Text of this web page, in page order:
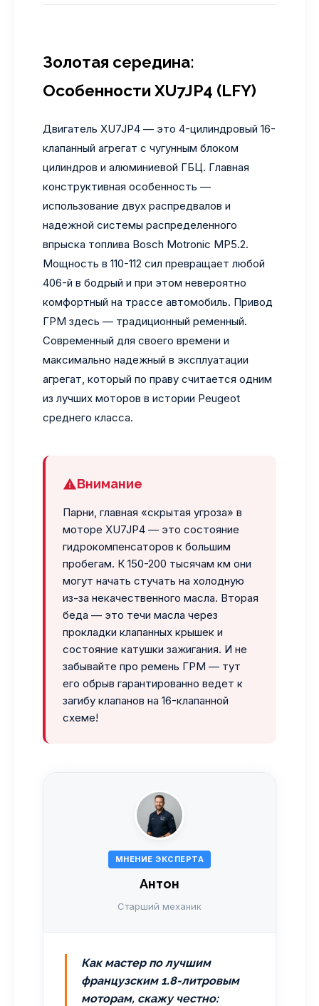
Золотая середина:
Особенности XU7JP4 (LFY)
Двигатель XU7JP4 — это 4-цилиндровый 16-
клапанный агрегат с чугунным блоком
цилиндров и алюминиевой ГБЦ. Главная
конструктивная особенность —
использование двух распредвалов и
надежной системы распределенного
впрыска топлива Bosch Motronic MP5.2.
Мощность в 110-112 сил превращает любой
406-й в бодрый и при этом невероятно
комфортный на трассе автомобиль. Привод
ГРМ здесь — традиционный ременный.
Современный для своего времени и
максимально надежный в эксплуатации
агрегат, который по праву считается одним
из лучших моторов в истории Peugeot
среднего класса.
Внимание
Парни, главная «скрытая угроза» в
моторе XU7JP4 — это состояние
гидрокомпенсаторов к большим
пробегам. К 150-200 тысячам км они
могут начать стучать на холодную
из-за некачественного масла. Вторая
беда — это течи масла через
прокладки клапанных крышек и
состояние катушки зажигания. И не
забывайте про ремень ГРМ — тут
его обрыв гарантированно ведет к
загибу клапанов на 16-клапанной
схеме!
МНЕНИЕ ЭКСПЕРТА
Антон
Старший механик
Как мастер по лучшим
французским 1.8-литровым
моторам, скажу честно: